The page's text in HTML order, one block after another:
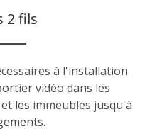
2 fils
à l'installation
vidéo dans les
les immeubles jusqu'à